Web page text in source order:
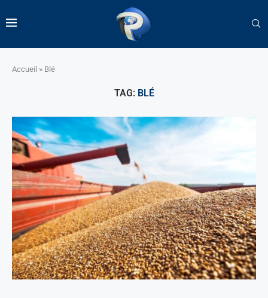
Accueil » Blé
TAG: BLÉ